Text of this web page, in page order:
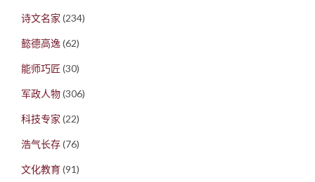
诗文名家 (234)
懿德高逸(62)
能师巧匠 (30)
军政人物(306)
科技专家 (22)
浩气长存(76)
文化教育(91)